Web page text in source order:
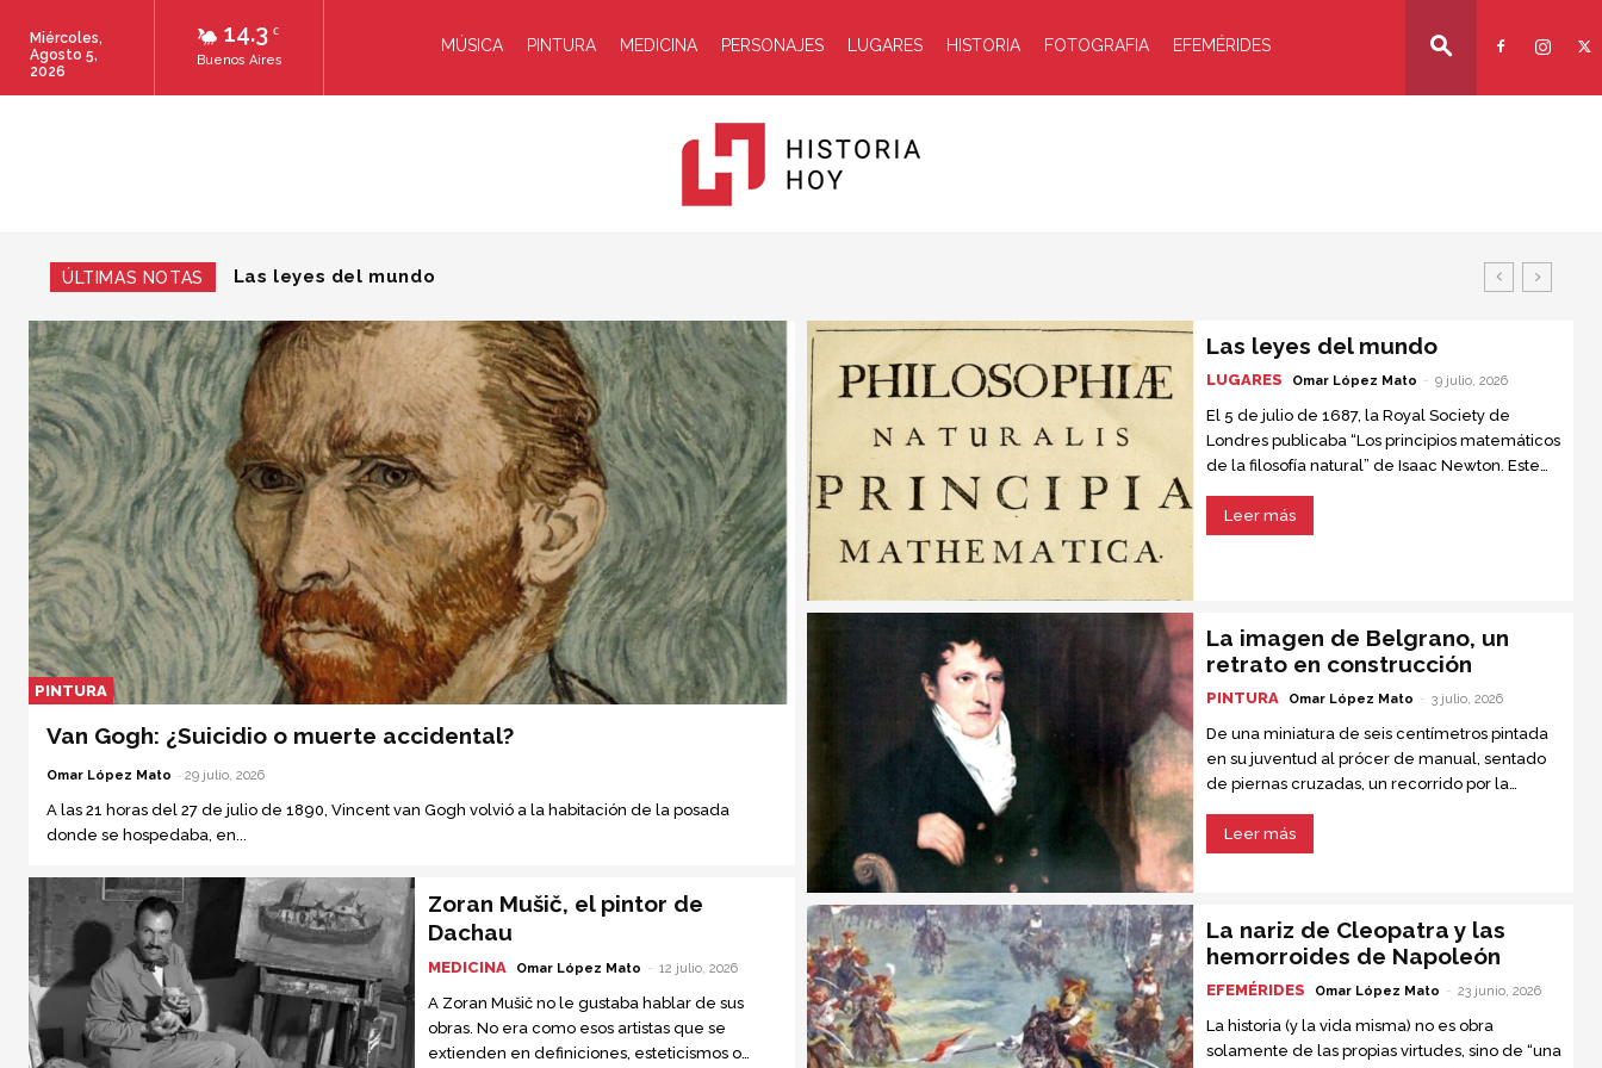
14.3 C
Buenos Aires
Miércoles,
Agosto 5,
2026
MÚSICA PINTURA MEDICINA PERSONAJES LUGARES HISTORIA FOTOGRAFIA EFEMÉRIDES
Hoy
ÚLTIMAS NOTAS Las leyes del mundo
La imagen de Belgrano, un retrato en construcción
PINTURA
Van Gogh: ¿Suicidio o muerte accidental?
Omar López Mato - 29 julio, 2026
A las 21 horas del 27 de julio de 1890, Vincent van Gogh volvió a la habitación de la posada
donde se hospedaba, en...
Zoran Mušič, el pintor de
Dachau
MEDICINA Omar López Mato - 12 julio, 2026
A Zoran Mušič no le gustaba hablar de sus
obras. No era como esos artistas que se
extienden en definiciones, esteticismos o
Las leyes del mundo
LUGARES Omar López Mato - 9 julio, 2026
El 5 de julio de 1687, la Royal Society de
Londres publicaba “Los principios matemáticos
de la filosofía natural” de Isaac Newton. Este
entendía”, se convirtió en la obra científica más
importante jamás escrita.
Leer más
La imagen de Belgrano, un
retrato en construcción
PINTURA Omar López Mato - 3 julio, 2026
De una miniatura de seis centímetros pintada
en su juventud al prócer de manual, sentado
de piernas cruzadas, un recorrido por la
Leer más
La nariz de Cleopatra y las
hemorroides de Napoleón
EFEMÉRIDES Omar López Mato - 23 junio, 2026
La historia (y la vida misma) no es obra
solamente de las propias virtudes, sino de “una